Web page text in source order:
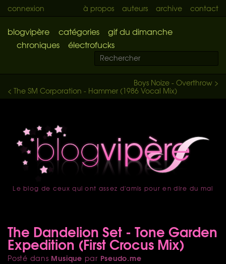
connexion à propos auteurs archive contact
blogvipère catégories
gif du dimanche
chroniques
électrofucks
Boys Noize - Overthrow >
< The SM Corporation - Hammer (1986 Vocal Mix)
accueil
Le blog de ceux qui ont assez d'amis pour en dire du mal
The Dandelion Set - Tone Garden
Expedition (First Crocus Mix)
Posté dans Musique par Pseudo.me